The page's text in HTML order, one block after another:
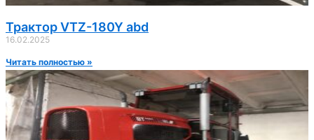
Трактор VTZ-180Y abd
16.02.2025
Читать полностью »